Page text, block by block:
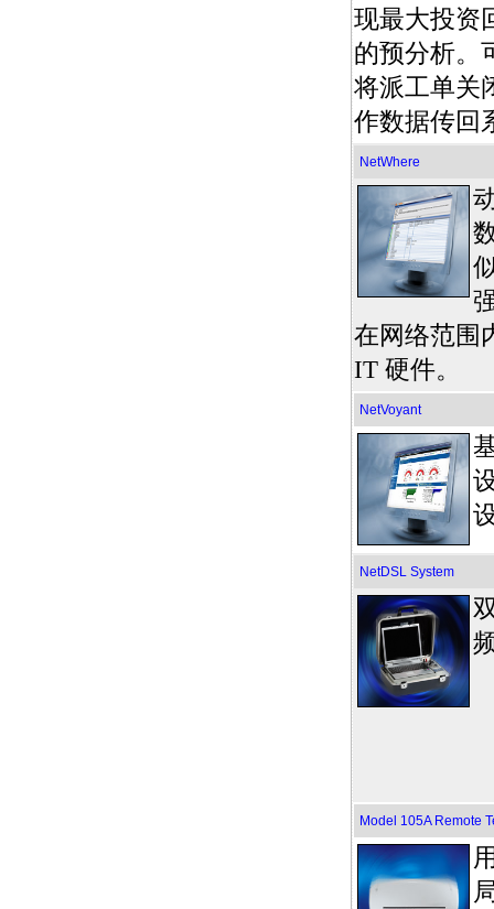
现最大投资
的预分析。
将派工单关
作数据传回
NetWhere
在网络范围
IT 硬件。
NetVoyant
NetDSL System
Model 105A Remote